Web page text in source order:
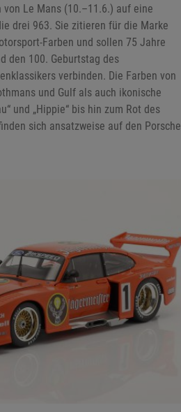
Le Mans (10.–11.6.) auf eine
drei 963. Sie zitieren für die Marke
Farben und sollen 75 Jahre
den 100. Geburtstag des
verbinden. Die Farben von
und Gulf als auch ikonische
und „Hippie“ bis hin zum Rot des
sich ansatzweise auf den Porsche